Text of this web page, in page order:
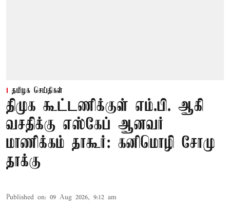
தமிழக செய்திகள்
திமுக கூட்டணிக்குள் எம்.பி. ஆகி
வசதிக்கு எஸ்கேப் ஆனவர்
மாணிக்கம் தாகூர்: கனிமொழி சோமு
தாக்கு
Published on: 09 Aug 2026, 9:12 am